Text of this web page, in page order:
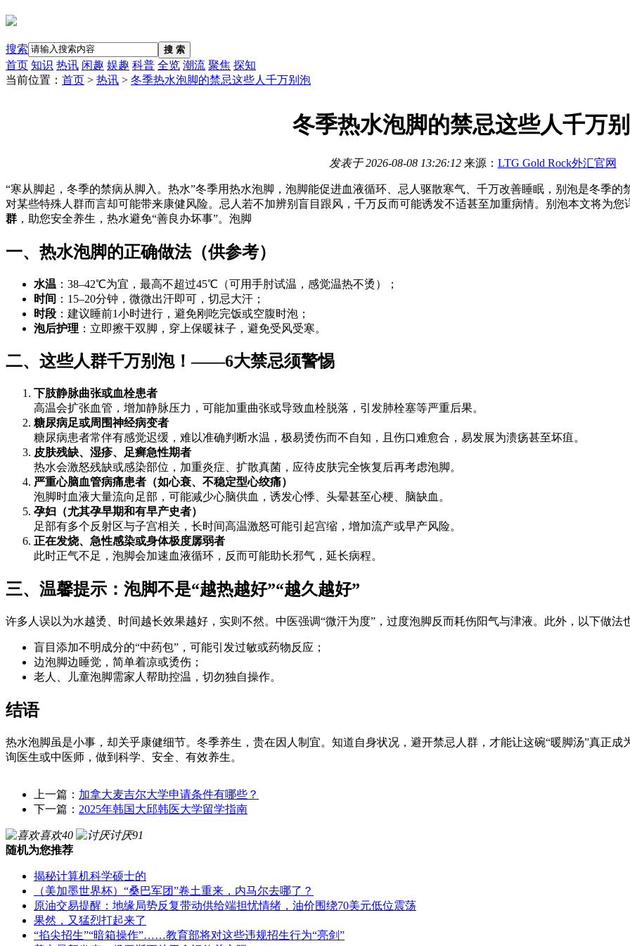
搜索 搜 索
首页 知识 热讯 闲趣 娱趣 科普 全览 潮流 聚焦 探知
当前位置： 首页 > 热讯 > 冬季热水泡脚的禁忌这些人千万别泡
冬季热水泡脚的禁忌这些人千万
发表于2026-08-08 13:26:12来源： LTG Gold Rock外汇官网
“寒从脚起，冬季的禁病从脚入。热水”冬季用热水泡脚，泡脚能促进血液循环、忌人驱散寒气、千万改善睡眠，别泡是冬季
对某些特殊人群而言却可能带来康健风险。忌人若不加辨别盲目跟风，千万反而可能诱发不适甚至加重病情。别泡本文将为您
群 ，助您安全养生，热水避免“善良办坏事”。泡脚
一、热水泡脚的正确做法（供参考）
水温 ：38–42℃为宜，最高不超过45℃（可用手肘试温，感觉温热不烫）；
时间 ：15–20分钟，微微出汗即可，切忌大汗；
时段 ：建议睡前1小时进行，避免刚吃完饭或空腹时泡；
泡后护理 ：立即擦干双脚，穿上保暖袜子，避免受风受寒。
二、这些人群千万别泡！——6大禁忌须警惕
下肢静脉曲张或血栓患者
高温会扩张血管，增加静脉压力，可能加重曲张或导致血栓脱落，引发肺栓塞等严重后果。
糖尿病足或周围神经病变者
糖尿病患者常伴有感觉迟缓，难以准确判断水温，极易烫伤而不自知，且伤口难愈合，易发展为溃疡甚至坏疽。
皮肤残缺、湿疹、足癣急性期者
热水会激怒残缺或感染部位，加重炎症、扩散真菌，应待皮肤完全恢复后再考虑泡脚。
严重心脑血管病痛患者（如心衰、不稳定型心绞痛）
泡脚时血液大量流向足部，可能减少心脑供血，诱发心悸、头晕甚至心梗、脑缺血。
孕妇（尤其孕早期和有早产史者）
足部有多个反射区与子宫相关，长时间高温激怒可能引起宫缩，增加流产或早产风险。
正在发烧、急性感染或身体极度孱弱者
此时正气不足，泡脚会加速血液循环，反而可能助长邪气，延长病程。
三、温馨提示：泡脚不是“越热越好”“越久越好”
许多人误以为水越烫、时间越长效果越好，实则不然。中医强调“微汗为度”，过度泡脚反而耗伤阳气与津液。此外，以下做法
盲目添加不明成分的“中药包”，可能引发过敏或药物反应；
边泡脚边睡觉，简单着凉或烫伤；
老人、儿童泡脚需家人帮助控温，切勿独自操作。
结语
热水泡脚虽是小事，却关乎康健细节。冬季养生，贵在因人制宜。知道自身状况，避开禁忌人群，才能让这碗“暖脚汤”真正
询医生或中医师，做到科学、安全、有效养生。
上一篇： 加拿大麦吉尔大学申请条件有哪些？
下一篇： 2025年韩国大邱韩医大学留学指南
喜欢40 讨厌91
随机为您推荐
揭秘计算机科学硕士的
（美加墨世界杯）“桑巴军团”卷土重来，内马尔去哪了？
原油交易提醒：地缘局势反复带动供给端担忧情绪，油价围绕70美元低位震荡
果然，又猛烈打起来了
“掐尖招生”“暗箱操作”……教育部将对这些违规招生行为“亮剑”